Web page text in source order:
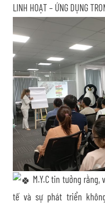
LINH HOẠT – ỨNG DỤNG
M.Y.C tin tưởng
tế và sự phát triển